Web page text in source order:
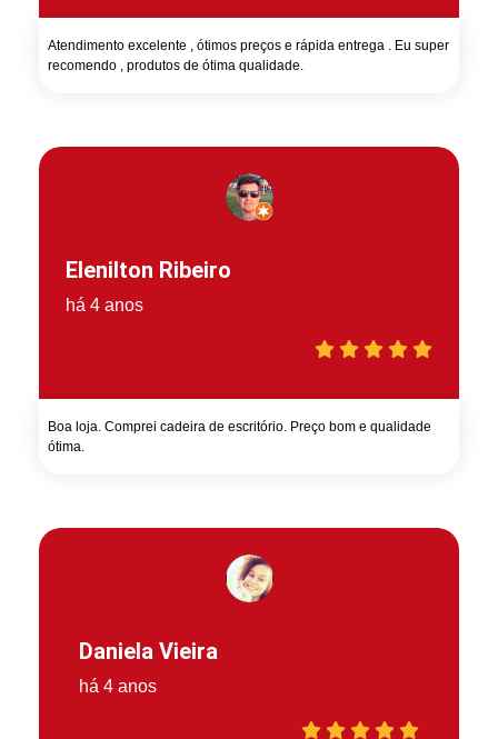
Atendimento excelente , ótimos preços e rápida entrega . Eu super
recomendo , produtos de ótima qualidade.
Elenilton Ribeiro
há 4 anos
Boa loja. Comprei cadeira de escritório. Preço bom e qualidade
ótima.
Daniela Vieira
há 4 anos